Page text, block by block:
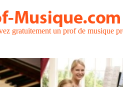
gratuitement un prof de musique